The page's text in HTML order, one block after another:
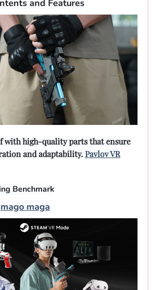
and Features
with high-quality parts that ensure
and adaptability.Pavlov VR
Benchmark
mago maga